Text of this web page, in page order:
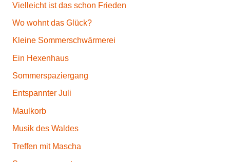
Vielleicht ist das schon Frieden
Wo wohnt das Glück?
Kleine Sommerschwärmerei
Ein Hexenhaus
Sommerspaziergang
Entspannter Juli
Maulkorb
Musik des Waldes
Treffen mit Mascha